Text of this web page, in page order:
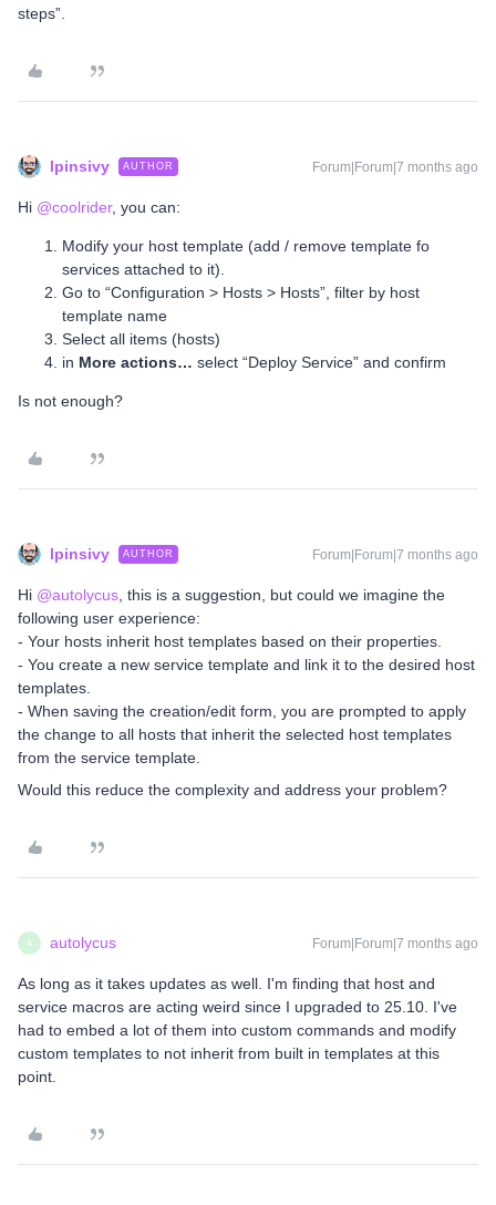
steps”.
lpinsivy AUTHOR Forum|Forum|7 months ago
Hi ​ @coolrider, you can:
Modify your host template (add / remove template fo
services attached to it).
Go to “Configuration > Hosts > Hosts”, filter by host
template name
Select all items (hosts)
in More actions… select “Deploy Service” and confirm
Is not enough?
lpinsivy AUTHOR Forum|Forum|7 months ago
Hi ​ @autolycus , this is a suggestion, but could we imagine the
following user experience:
- Your hosts inherit host templates based on their properties.
- You create a new service template and link it to the desired host
templates.
- When saving the creation/edit form, you are prompted to apply
the change to all hosts that inherit the selected host templates
from the service template.
Would this reduce the complexity and address your problem?
A autolycus Forum|Forum|7 months ago
As long as it takes updates as well. I'm finding that host and
service macros are acting weird since I upgraded to 25.10. I've
had to embed a lot of them into custom commands and modify
custom templates to not inherit from built in templates at this
point.